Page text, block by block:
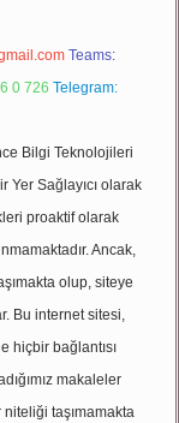
Teams:
0 726 Telegram:
Bilgi Teknolojileri
Yer Sağlayıcı olarak
proaktif olarak
Ancak,
olup, siteye
Bu internet sitesi,
hiçbir bağlantısı
makaleler
taşımamakta